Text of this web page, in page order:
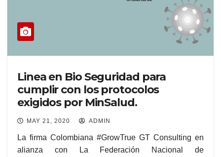
Linea en Bio Seguridad para
cumplir con los protocolos
exigidos por MinSalud.
MAY 21, 2020 ADMIN
La firma Colombiana #GrowTrue GT Consulting en
alianza con La Federación Nacional de